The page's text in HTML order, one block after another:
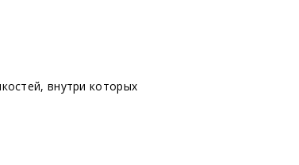
внутри которых